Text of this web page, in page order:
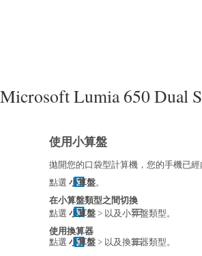
Microsoft Lumia 650 Dual
使用小算盤
拋開您的口袋型計算機，您的手機已
點選 小算盤。
在小算盤類型之間切換
點選 小算盤 > 以及小算盤類型。
使用換算器
點選 小算盤 > 以及換算器類型。